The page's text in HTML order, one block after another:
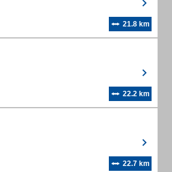
21.8 km
22.2 km
22.7 km